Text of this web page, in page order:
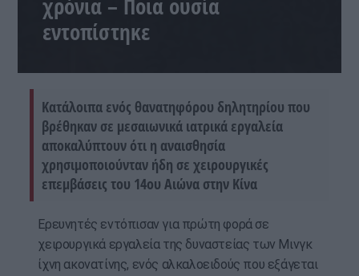
χρόνια – Ποια ουσία
εντοπίστηκε
Κατάλοιπα ενός θανατηφόρου δηλητηρίου που
βρέθηκαν σε μεσαιωνικά ιατρικά εργαλεία
αποκαλύπτουν ότι η αναισθησία
χρησιμοποιούνταν ήδη σε χειρουργικές
επεμβάσεις του 14ου Αιώνα στην Κίνα
Ερευνητές εντόπισαν για πρώτη φορά σε
χειρουργικά εργαλεία της δυναστείας των Μινγκ
ίχνη ακονατίνης, ενός αλκαλοειδούς που εξάγεται